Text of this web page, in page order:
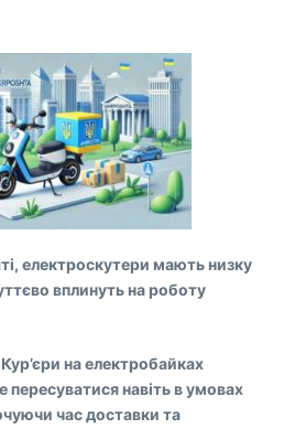
електроскутери мають низку
вплинуть на роботу
на електробайках
навіть в умовах
час доставки та